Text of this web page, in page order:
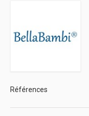
Références